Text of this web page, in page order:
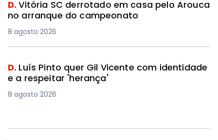
D.Vitória SC derrotado em casa pelo Arouca
no arranque do campeonato
8 agosto 2026
D. Luís Pinto quer Gil Vicente com identidade
e a respeitar 'herança'
8 agosto 2026